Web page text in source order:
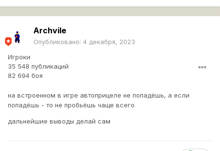
Archvile
Опубликовано: 4 декабря, 2023
Игроки
35 548 публикаций
82 694 боя
на встроенном в игре автоприцеле не попадёшь, а если
попадёшь - то не пробьёшь чаще всего
дальнейшие выводы делай сам